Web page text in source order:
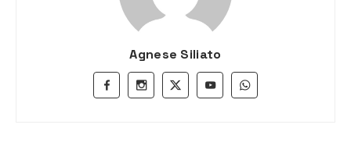
Agnese Siliato